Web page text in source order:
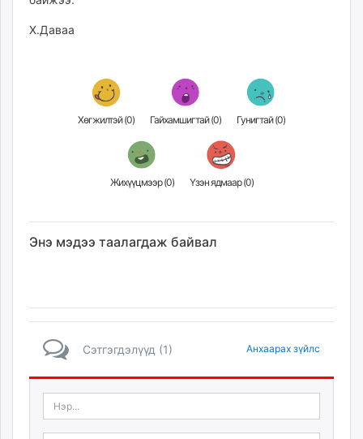
unegui.mn
paparazzi.mn
Х.Даваа
Хөгжилтэй (0) Гайхамшигтай (0) Гунигтай (0)
Жихүүцмээр (0) Үзэн ядмаар (0)
Энэ мэдээ таалагдаж байвал
Сэтгэгдэлүүд (1) Анхаарах зүйлс